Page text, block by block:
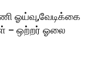
ஓய்வு,வேடிக்கை
– ஒற்றர் ஓலை